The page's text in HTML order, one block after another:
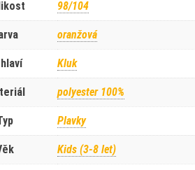
98/104
oranžová
Kluk
polyester 100%
Plavky
Kids (3-8 let)